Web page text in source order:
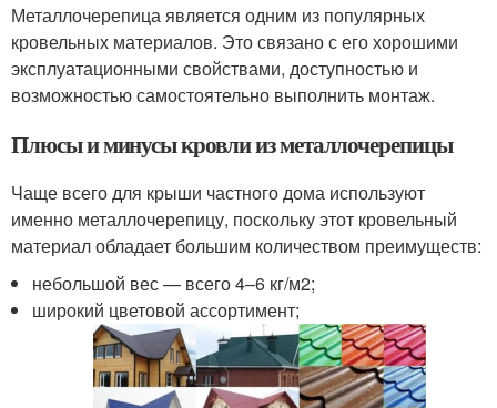
Металлочерепица является одним из популярных
кровельных материалов. Это связано с его хорошими
эксплуатационными свойствами, доступностью и
возможностью самостоятельно выполнить монтаж.
Плюсы и минусы кровли из металлочерепицы
Чаще всего для крыши частного дома используют
именно металлочерепицу, поскольку этот кровельный
материал обладает большим количеством преимуществ:
небольшой вес — всего 4–6 кг/м2;
широкий цветовой ассортимент;